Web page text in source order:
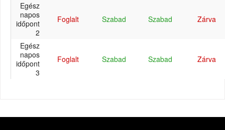
Egész
napos
időpont
2
Foglalt Szabad Szabad Zárva
Egész
napos
időpont
3
Foglalt Szabad Szabad Zárva